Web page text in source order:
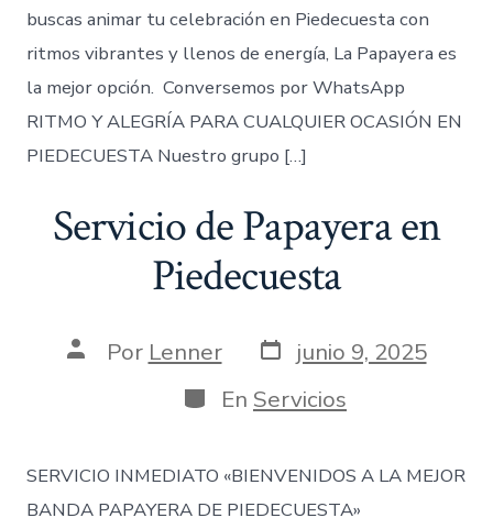
buscas animar tu celebración en Piedecuesta con
ritmos vibrantes y llenos de energía, La Papayera es
la mejor opción. Conversemos por WhatsApp
RITMO Y ALEGRÍA PARA CUALQUIER OCASIÓN EN
PIEDECUESTA Nuestro grupo […]
Servicio de Papayera en
Piedecuesta
AutorPor Lenner Fecha
de
publicación
junio 9, 2025
Categorías
En Servicios
SERVICIO INMEDIATO «BIENVENIDOS A LA MEJOR
BANDA PAPAYERA DE PIEDECUESTA»